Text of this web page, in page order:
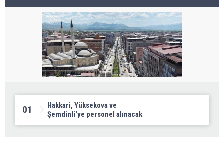
01
Hakkari, Yüksekova ve
Şemdinli'ye personel alınacak